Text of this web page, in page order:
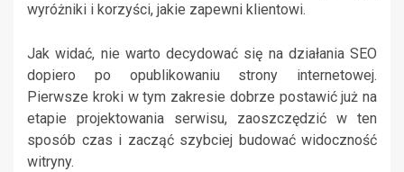
wyróżniki i korzyści, jakie zapewni klientowi.
Jak widać, nie warto decydować się na działania SEO
dopiero po opublikowaniu strony internetowej.
Pierwsze kroki w tym zakresie dobrze postawić już na
etapie projektowania serwisu, zaoszczędzić w ten
sposób czas i zacząć szybciej budować widoczność
witryny.